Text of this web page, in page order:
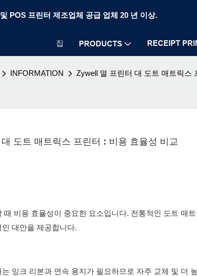
POS 프린터 제조업체 공급 업체 20 년 이상.
집 PRODUCTS RECEIPT
INFORMATION Zywell 열 프린터 대 도트 매트릭스
도트 매트릭스 프린터 : 비용 효율성 비교
때 비용 효율성이 중요한 요소입니다. 전통적인 도트 매
대안을 제공합니다.
잉크 리본과 연속 용지가 필요하므로 자주 교체 및 더